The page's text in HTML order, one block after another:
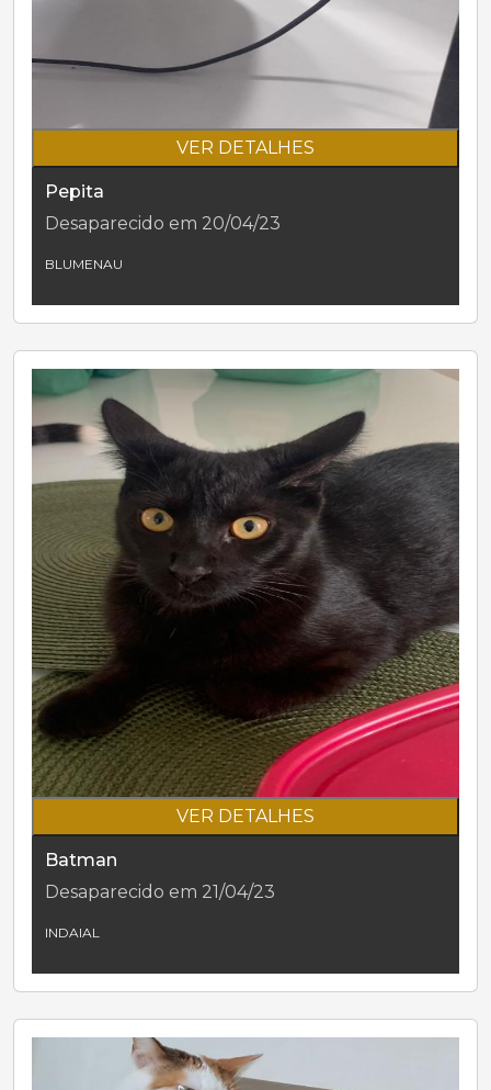
VER DETALHES
Pepita
Desaparecido em 20/04/23
BLUMENAU
VER DETALHES
Batman
Desaparecido em 21/04/23
INDAIAL